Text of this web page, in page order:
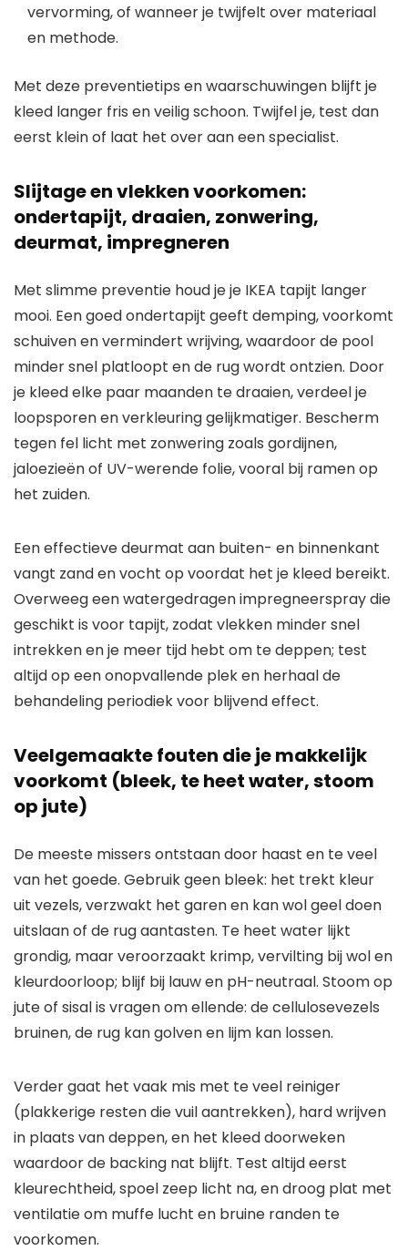
vervorming, of wanneer je twijfelt over materiaal
en methode.
Met deze preventietips en waarschuwingen blijft je
kleed langer fris en veilig schoon. Twijfel je, test dan
eerst klein of laat het over aan een specialist.
Slijtage en vlekken voorkomen:
ondertapijt, draaien, zonwering,
deurmat, impregneren
Met slimme preventie houd je je IKEA tapijt langer
mooi. Een goed ondertapijt geeft demping, voorkomt
schuiven en vermindert wrijving, waardoor de pool
minder snel platloopt en de rug wordt ontzien. Door
je kleed elke paar maanden te draaien, verdeel je
loopsporen en verkleuring gelijkmatiger. Bescherm
tegen fel licht met zonwering zoals gordijnen,
jaloezieën of UV-werende folie, vooral bij ramen op
het zuiden.
Een effectieve deurmat aan buiten- en binnenkant
vangt zand en vocht op voordat het je kleed bereikt.
Overweeg een watergedragen impregneerspray die
geschikt is voor tapijt, zodat vlekken minder snel
intrekken en je meer tijd hebt om te deppen; test
altijd op een onopvallende plek en herhaal de
behandeling periodiek voor blijvend effect.
Veelgemaakte fouten die je makkelijk
voorkomt (bleek, te heet water, stoom
op jute)
De meeste missers ontstaan door haast en te veel
van het goede. Gebruik geen bleek: het trekt kleur
uit vezels, verzwakt het garen en kan wol geel doen
uitslaan of de rug aantasten. Te heet water lijkt
grondig, maar veroorzaakt krimp, vervilting bij wol en
kleurdoorloop; blijf bij lauw en pH-neutraal. Stoom op
jute of sisal is vragen om ellende: de cellulosevezels
bruinen, de rug kan golven en lijm kan lossen.
Verder gaat het vaak mis met te veel reiniger
(plakkerige resten die vuil aantrekken), hard wrijven
in plaats van deppen, en het kleed doorweken
waardoor de backing nat blijft. Test altijd eerst
kleurechtheid, spoel zeep licht na, en droog plat met
ventilatie om muffe lucht en bruine randen te
voorkomen.